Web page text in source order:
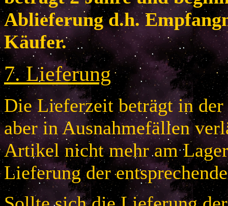
Ablieferung d.h.
Käufer.
7.Lieferung
Die Lieferzeit beträgt in der
aber in Ausnahmefällen
Artikel nicht mehr am
Lieferung der